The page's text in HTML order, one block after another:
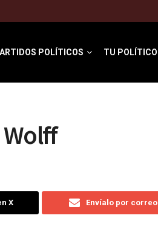
POLÍTICOS TU POLÍTICO
X Envíalo por correo